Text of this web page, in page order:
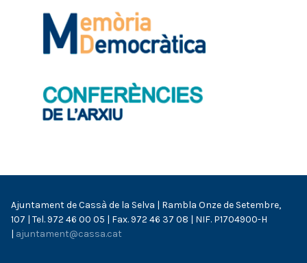
Ajuntament de Cassà de la Selva | Rambla Onze de Setembre,
107 | Tel. 972 46 00 05 | Fax. 972 46 37 08 | NIF. P1704900-H
| ajuntament@cassa.cat